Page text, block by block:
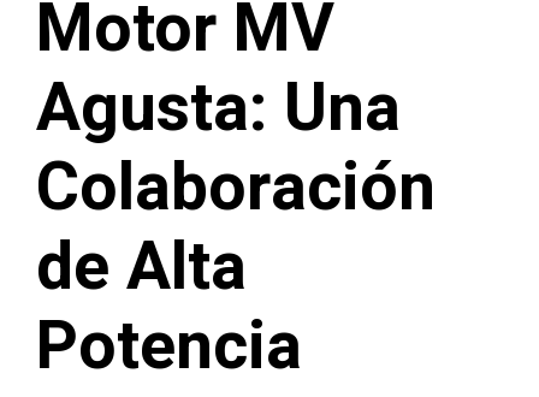
Motor MV
Agusta: Una
Colaboración
de Alta
Potencia